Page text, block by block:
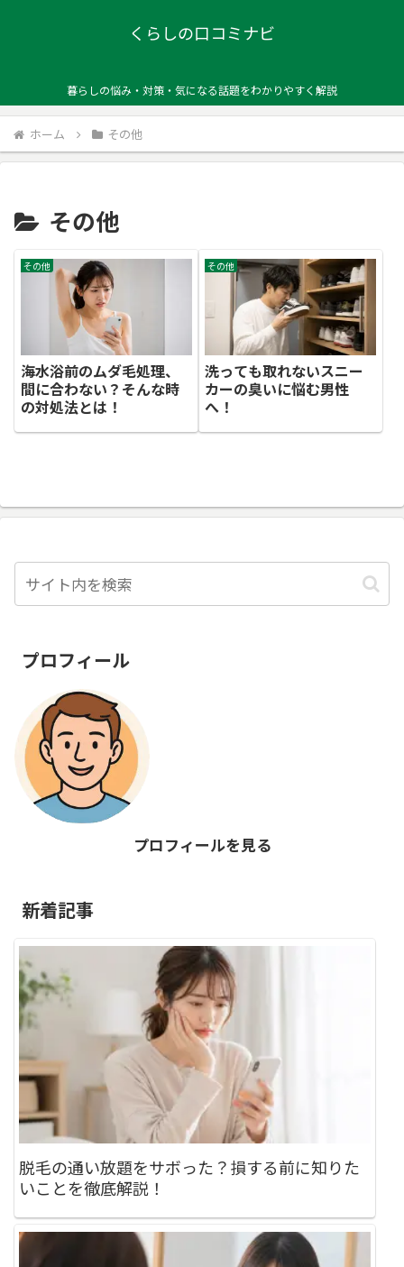
くらしの口コミナビ
暮らしの悩み・対策・気になる話題をわかりやすく解説
ホーム その他
その他
その他
海水浴前のムダ毛処理、
間に合わない？そんな時
の対処法とは！
その他
洗っても取れないスニー
カーの臭いに悩む男性
へ！
プロフィール
プロフィールを見る
新着記事
脱毛の通い放題をサボった？損する前に知りた
いことを徹底解説！